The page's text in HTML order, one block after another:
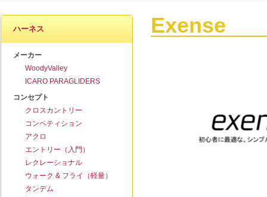
ハーネス
メーカー
WoodyValley
ICARO PARAGLIDERS
コンセプト
クロスカントリー
コンペティション
アクロ
エントリー（入門）
レクレーショナル
ウォーク & フライ（軽量）
タンデム
Exense